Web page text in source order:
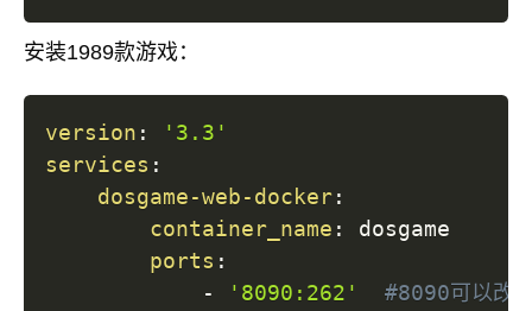
安装1989款游戏：
version :
'3.3'
services :
dosgame-web-docker:
container_name :
dosgame
ports :
-
'8090:262'
#8090可以改